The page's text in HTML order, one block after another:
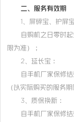
二、服务有效期
1、屏碎宝、护屏
自购机之日零时
限为准）；
2、延长宝：
自手机厂家保修
（以实际购买的服务期
3、质保换新：
自手机厂家保修